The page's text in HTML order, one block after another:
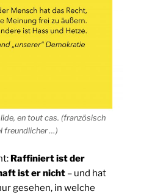
en tout cas. (französisch
freundlicher …)
Raffiniert ist der
ist er nicht – und hat
gesehen, in welche